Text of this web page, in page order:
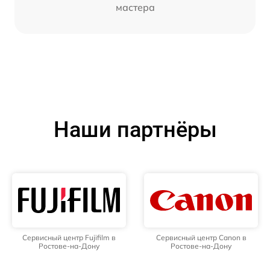
мастера
Наши партнёры
Сервисный центр Fujifilm в
Ростове-на-Дону
Сервисный центр Canon в
Ростове-на-Дону